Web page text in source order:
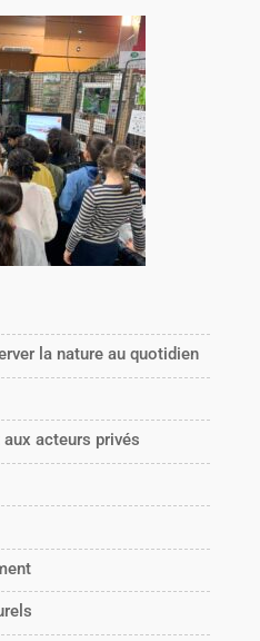
la nature au quotidien
acteurs privés